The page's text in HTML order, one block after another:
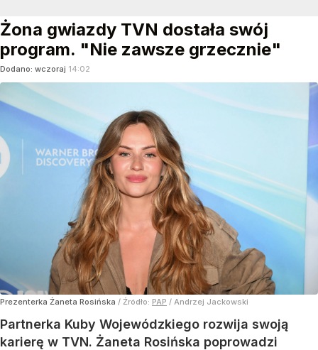
Żona gwiazdy TVN dostała swój
program. "Nie zawsze grzecznie"
Dodano: wczoraj 14:02
Prezenterka Żaneta Rosińska / Źródło: PAP / Andrzej Jackowski
Partnerka Kuby Wojewódzkiego rozwija swoją
karierę w TVN. Żaneta Rosińska poprowadzi